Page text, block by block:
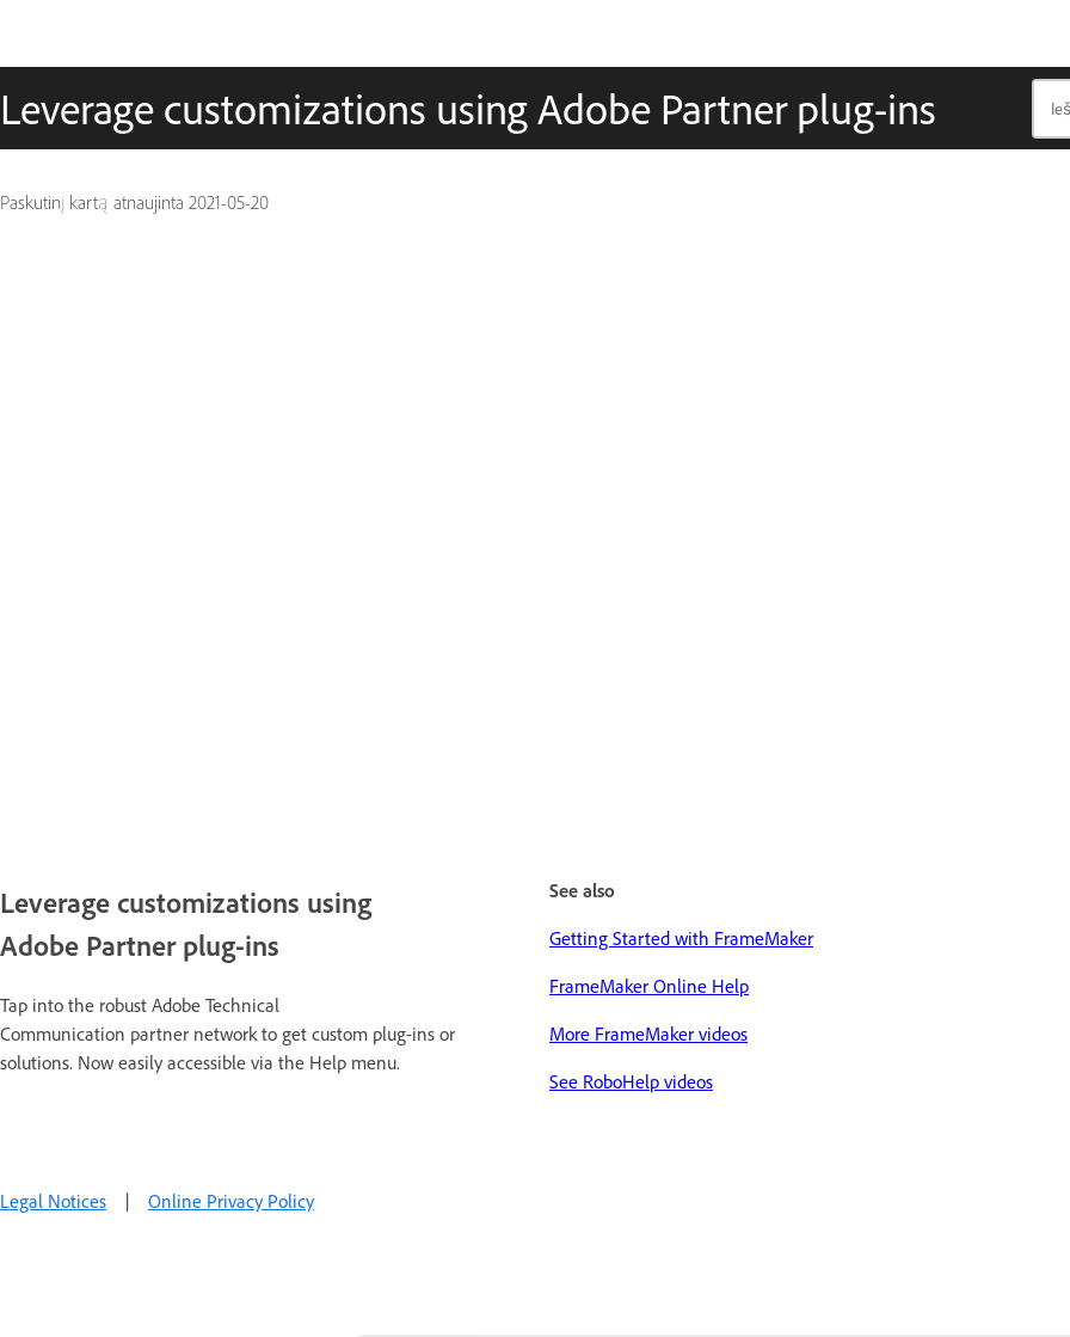
Leverage customizations using Adobe Partner plug-ins
Paskutinį kartą atnaujinta 2021-05-20
Leverage customizations using
Adobe Partner plug-ins
Tap into the robust Adobe Technical
Communication partner network to get custom plug-ins or
solutions. Now easily accessible via the Help menu.
See also
Getting Started with FrameMaker
FrameMaker Online Help
More FrameMaker videos
See RoboHelp videos
Legal Notices | Online Privacy Policy